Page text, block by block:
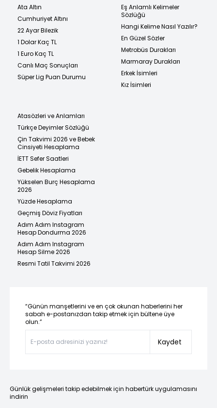
Ata Altın
Cumhuriyet Altını
22 Ayar Bilezik
1 Dolar Kaç TL
1 Euro Kaç TL
Canlı Maç Sonuçları
Süper Lig Puan Durumu
Eş Anlamlı Kelimeler
Sözlüğü
Hangi Kelime Nasıl Yazılır?
En Güzel Sözler
Metrobüs Durakları
Marmaray Durakları
Erkek İsimleri
Kız İsimleri
Atasözleri ve Anlamları
Türkçe Deyimler Sözlüğü
Çin Takvimi 2026 ve Bebek
Cinsiyeti Hesaplama
İETT Sefer Saatleri
Gebelik Hesaplama
Yükselen Burç Hesaplama
2026
Yüzde Hesaplama
Geçmiş Döviz Fiyatları
Adım Adım Instagram
Hesap Dondurma 2026
Adım Adım Instagram
Hesap Silme 2026
Resmi Tatil Takvimi 2026
“Günün manşetlerini ve en çok okunan haberlerini her
sabah e-postanızdan takip etmek için bültene üye
olun.”
Kaydet
Günlük gelişmeleri takip edebilmek için habertürk uygulamasını
indirin